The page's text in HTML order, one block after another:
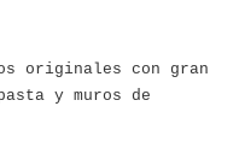
originales con gran
y muros de